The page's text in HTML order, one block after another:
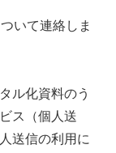
いて連絡しま
ル化資料のう
ス（個人送
送信の利用に